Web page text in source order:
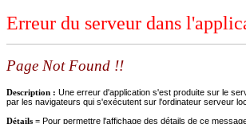
Erreur du serveur dans
Page Not Found !!
Description : Une erreur d'application s'est produite sur le
par les navigateurs qui s'exécutent sur l'ordinateur serveur
Détails = Pour permettre l'affichage des détails de ce